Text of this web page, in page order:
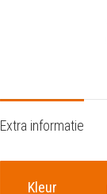
Extra informatie
Kleur